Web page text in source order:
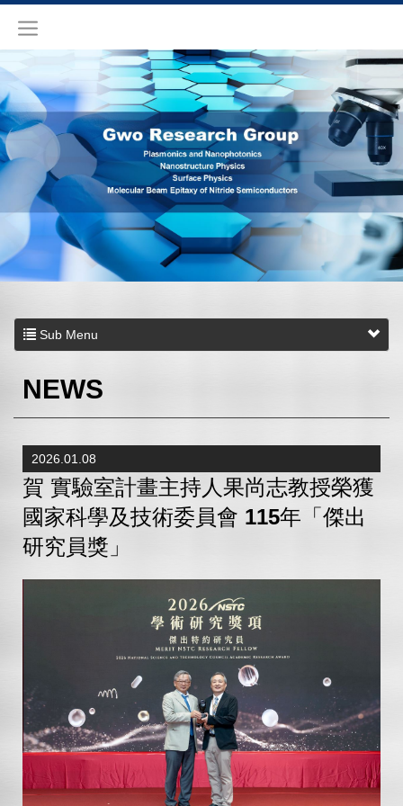
Sub Menu
NEWS
2026.01.08
賀 實驗室計畫主持人果尚志教授榮獲
國家科學及技術委員會 115年「傑出
研究員獎」